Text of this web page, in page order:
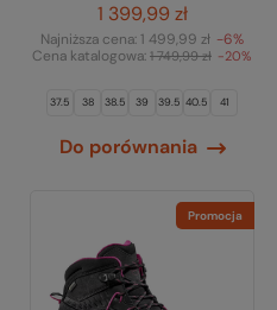
1 399,99 zł
Najniższa cena:1 499,99 zł -6%
Cena katalogowa: 1 749,99 zł -20%
37.5 38 38.5 39 39.5 40.5 41
Do porównania
Promocja